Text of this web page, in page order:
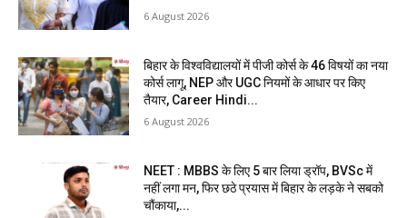
6 August 2026
बिहार के विश्वविद्यालयों में पीजी कोर्स के 46 विषयों का नया
कोर्स लागू, NEP और UGC नियमों के आधार पर किए
तैयार, Career Hindi...
6 August 2026
NEET : MBBS के लिए 5 बार लिया ड्रॉप, BVSc में
नहीं लगा मन, फिर छठे प्रयास में बिहार के लड़के ने सबको
चौंकाया,...